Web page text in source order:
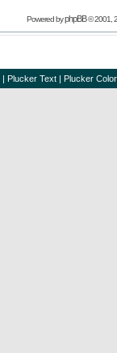
Powered byphpBB© 2001,
| Plucker Text | Plucker Color